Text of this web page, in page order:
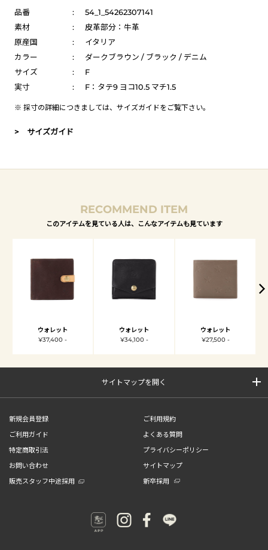
品番 :
54_1_54262307141
素材
:
皮革部分：牛革
原産国
:
イタリア
カラー
:
ダークブラウン / ブラック / デニム
サイズ
:
F
実寸
: F：タテ9 ヨコ10.5 マチ1.5
※ 採寸の詳細につきましては、 サイズガイドをご覧下さい。
> サイズガイド
RECOMMEND ITEM
このアイテムを見ている人は、こんなアイテムも見ています
ウォレット
¥37,400 -
ウォレット
¥34,100 -
ウォレット
¥27,500 -
サイトマップを開く
新規会員登録
ご利用規約
ご利用ガイド
よくある質問
特定商取引法
プライバシーポリシー
お問い合わせ
サイトマップ
販売スタッフ中途採用
新卒採用